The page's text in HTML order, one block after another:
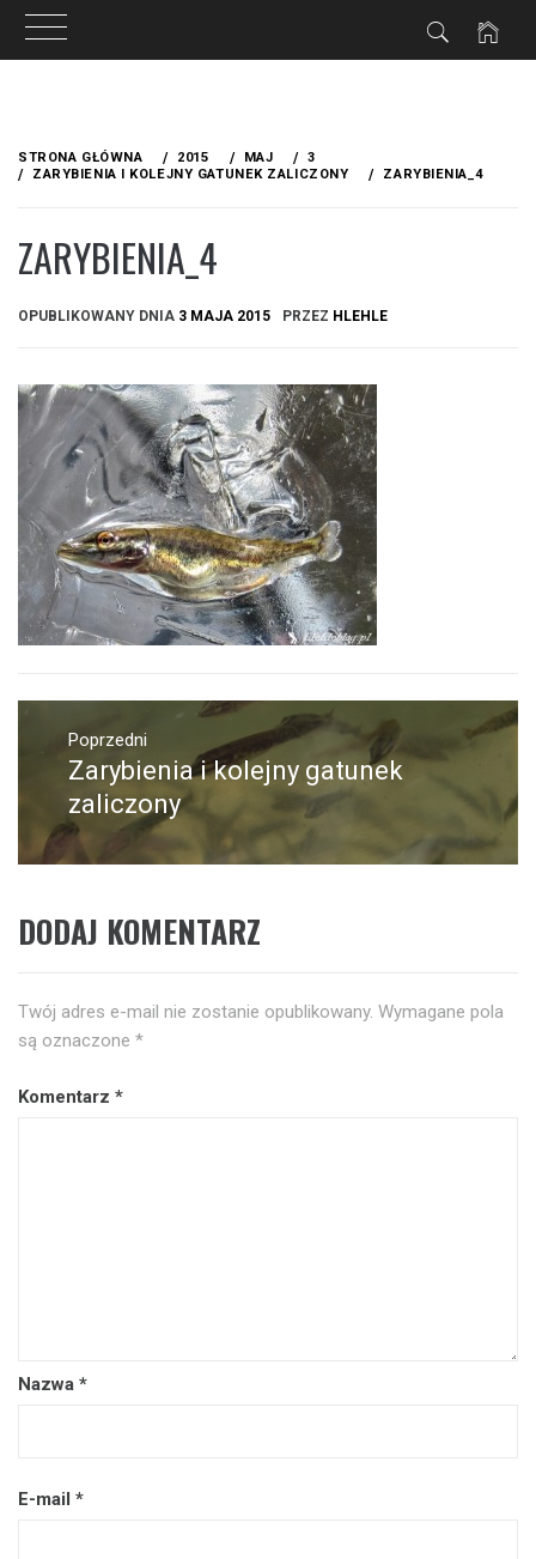
treści
STRONA GŁÓWNA 2015 MAJ
3
ZARYBIENIA I KOLEJNY GATUNEK ZALICZONY
ZARYBIENIA_4
ZARYBIENIA_4
OPUBLIKOWANY DNIA 3 MAJA 2015 PRZEZ HLEHLE
Nawigacja
wpisuPoprzedni
Poprzedni
wpis:
Zarybienia i kolejny gatunek
zaliczony
DODAJ KOMENTARZ
Twój adres e-mail nie zostanie opublikowany. Wymagane pola
są oznaczone *
Komentarz *
Nazwa *
E-mail *